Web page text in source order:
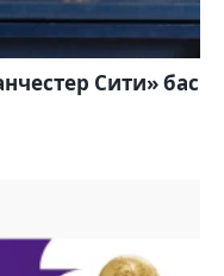
Сити» бас